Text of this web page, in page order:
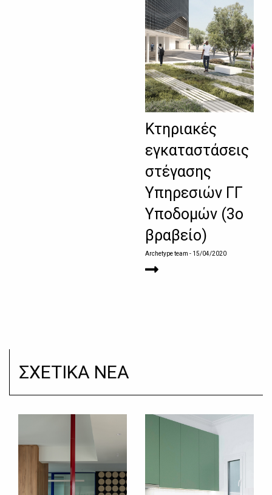
Κτηριακές
εγκαταστάσεις
στέγασης
Υπηρεσιών ΓΓ
Υποδομών (3ο
βραβείο)
Archetype team - 15/04/2020
ΣΧΕΤΙΚΑ ΝΕΑ